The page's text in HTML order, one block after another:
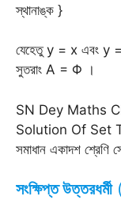
স্থানাঙ্ক }
যেহেতু y = x এবং y
সুতরাং A = Φ ।
SN Dey Maths
Solution Of Set
সমাধান একাদশ শ্রেণি
সংক্ষিপ্ত উত্তরধর্মী(